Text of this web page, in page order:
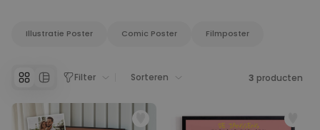
24,99 €
1.900keer
gekocht
Illustratie Poster Comic Poster Filmposter
Filter Sorteren 3 producten